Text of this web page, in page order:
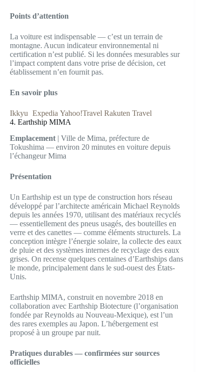
Points d’attention
La voiture est indispensable — c’est un terrain de
montagne. Aucun indicateur environnemental ni
certification n’est publié. Si les données mesurables sur
l’impact comptent dans votre prise de décision, cet
établissement n’en fournit pas.
En savoir plus
Ikkyu Expedia Yahoo!Travel Rakuten Travel
4. Earthship MIMA
Emplacement | Ville de Mima, préfecture de
Tokushima — environ 20 minutes en voiture depuis
l’échangeur Mima
Présentation
Un Earthship est un type de construction hors réseau
développé par l’architecte américain Michael Reynolds
depuis les années 1970, utilisant des matériaux recyclés
— essentiellement des pneus usagés, des bouteilles en
verre et des canettes — comme éléments structurels. La
conception intègre l’énergie solaire, la collecte des eaux
de pluie et des systèmes internes de recyclage des eaux
grises. On recense quelques centaines d’Earthships dans
le monde, principalement dans le sud-ouest des États-
Unis.
Earthship MIMA, construit en novembre 2018 en
collaboration avec Earthship Biotecture (l’organisation
fondée par Reynolds au Nouveau-Mexique), est l’un
des rares exemples au Japon. L’hébergement est
proposé à un groupe par nuit.
Pratiques durables — confirmées sur sources
officielles